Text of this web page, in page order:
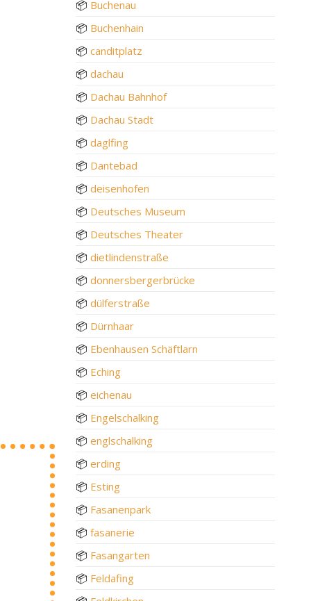
📦 Buchenau
📦 Buchenhain
📦 canditplatz
📦 dachau
📦 Dachau Bahnhof
📦 Dachau Stadt
📦 daglfing
📦 Dantebad
📦 deisenhofen
📦 Deutsches Museum
📦 Deutsches Theater
📦 dietlindenstraße
📦 donnersbergerbrücke
📦 dülferstraße
📦 Dürnhaar
📦 Ebenhausen Schäftlarn
📦 Eching
📦 eichenau
📦 Engelschalking
📦 englschalking
📦 erding
📦 Esting
📦 Fasanenpark
📦 fasanerie
📦 Fasangarten
📦 Feldafing